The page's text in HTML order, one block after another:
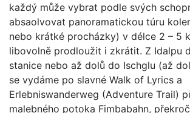
každý může vybrat podle svých
absaolvovat panoramatickou túru
nebo krátké procházky) v délce 2 – 5
libovolně prodloužit i zkrátit. Z Idalpu
stanice nebo až dolů do Ischglu (až
se vydáme po slavné Walk of Lyrics a
Erlebniswanderweg (Adventure Trail)
malebného potoka Fimbabahn,